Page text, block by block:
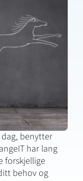
benytter
har lang
forskjellige
behov og